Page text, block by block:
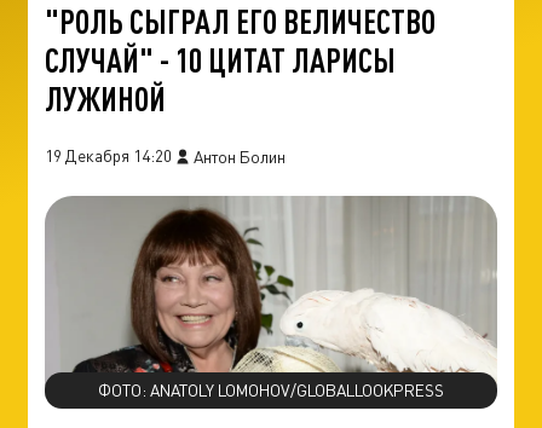
"РОЛЬ СЫГРАЛ ЕГО ВЕЛИЧЕСТВО
СЛУЧАЙ" - 10 ЦИТАТ ЛАРИСЫ
ЛУЖИНОЙ
19 Декабря 14:20 Антон Болин
ФОТО: ANATOLY LOMOHOV/GLOBALLOOKPRESS